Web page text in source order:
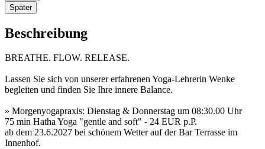
Später
Beschreibung
BREATHE. FLOW. RELEASE.
Lassen Sie sich von unserer erfahrenen Yoga-Lehrerin Wenke
begleiten und finden Sie Ihre innere Balance.
» Morgenyogapraxis: Dienstag & Donnerstag um 08:30.00 Uhr
75 min Hatha Yoga "gentle and soft" - 24 EUR p.P.
ab dem 23.6.2027 bei schönem Wetter auf der Bar Terrasse im
Innenhof.